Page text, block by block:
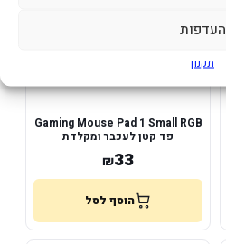
העדפות
תקנון
Gaming Mouse Pad 1 Small RGB
פד קטן לעכבר ומקלדת
₪33
הוסף לסל